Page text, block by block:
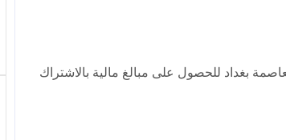
بغداد للحصول على مبالغ مالية بالاشتراك